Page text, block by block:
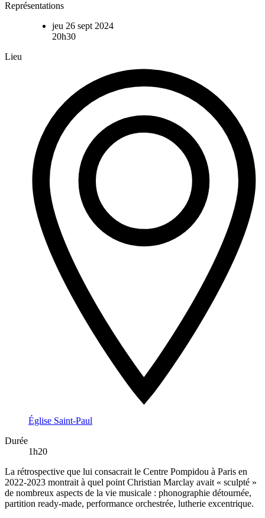
Représentations
jeu 26 sept 2024
20h30
Lieu
Église Saint-Paul
Durée
1h20
La rétrospective que lui consacrait le Centre Pompidou à Paris en
2022-2023 montrait à quel point Christian Marclay avait « sculpté »
de nombreux aspects de la vie musicale : phonographie détournée,
partition ready-made, performance orchestrée, lutherie excentrique.